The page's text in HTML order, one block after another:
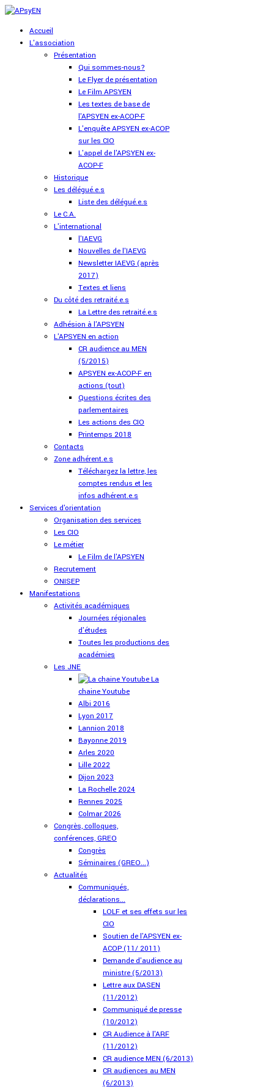
Accueil
L'association
Présentation
Qui sommes-nous?
Le Flyer de présentation
Le Film APSYEN
Les textes de base de
l'APSYEN ex-ACOP-F
L'enquête APSYEN ex-ACOP
sur les CIO
L'appel de l'APSYEN ex-
ACOP-F
Historique
Les délégué.e.s
Liste des délégué.e.s
Le C.A.
L'international
l'IAEVG
Nouvelles de l'IAEVG
Newsletter IAEVG (après
2017)
Textes et liens
Du côté des retraité.e.s
La Lettre des retraité.e.s
Adhésion à l'APSYEN
L'APSYEN en action
CR audience au MEN
(5/2015)
APSYEN ex-ACOP-F en
actions (tout)
Questions écrites des
parlementaires
Les actions des CIO
Printemps 2018
Contacts
Zone adhérent.e.s
Téléchargez la lettre, les
comptes rendus et les
infos adhérent.e.s
Services d'orientation
Organisation des services
Les CIO
Le métier
Le Film de l'APSYEN
Recrutement
ONISEP
Manifestations
Activités académiques
Journées régionales
d'études
Toutes les productions des
académies
Les JNE
La
chaine Youtube
Albi 2016
Lyon 2017
Lannion 2018
Bayonne 2019
Arles 2020
Lille 2022
Dijon 2023
La Rochelle 2024
Rennes 2025
Colmar 2026
Congrès, colloques,
conférences, GREO
Congrès
Séminaires (GREO...)
Actualités
Communiqués,
déclarations...
LOLF et ses effets sur les
CIO
Soutien de l'APSYEN ex-
ACOP (11/ 2011)
Demande d'audience au
ministre (5/2013)
Lettre aux DASEN
(11/2012)
Communiqué de presse
(10/2012)
CR Audience à l'ARF
(11/2012)
CR audience MEN (6/2013)
CR audiences au MEN
(6/2013)